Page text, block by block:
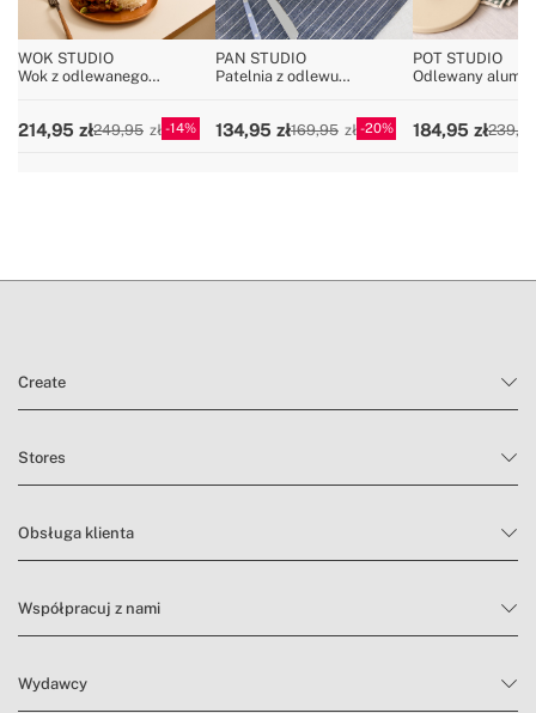
WOK STUDIO
Wok z odlewanego
214,95 249,95 14
PAN STUDIO
Patelnia z odlewu
134,95 169,95 20
POT STUDIO
Odlewany
184,95
Create
Stores
Obsługa klienta
Współpracuj z nami
Wydawcy